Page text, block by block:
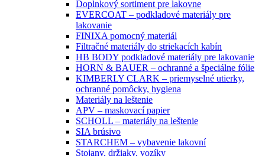
Doplnkový sortiment pre lakovne
EVERCOAT – podkladové materiály pre
lakovanie
FINIXA pomocný materiál
Filtračné materiály do striekacích kabín
HB BODY podkladové materiály pre lakovanie
HORN & BAUER – ochranné a špeciálne fólie
KIMBERLY CLARK – priemyselné utierky,
ochranné pomôcky, hygiena
Materiály na leštenie
APV – maskovací papier
SCHOLL – materiály na leštenie
SIA brúsivo
STARCHEM – vybavenie lakovní
Stojany, držiaky, vozíky